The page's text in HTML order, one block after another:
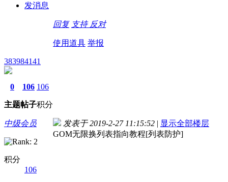
发消息
回复 支持 反对
使用道具 举报
383984141
0
主题
106
帖子
106
积分
中级会员
积分
106
发表于 2019-2-27 11:15:52 | 显示全部楼层
GOM无限换列表指向教程[列表防护]